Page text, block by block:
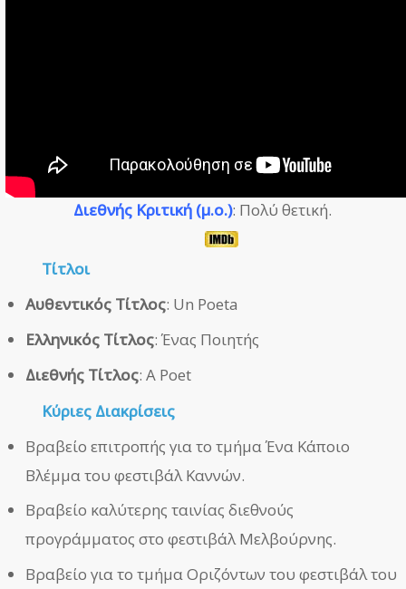
Διεθνής Κριτική (μ.ο.): Πολύ θετική.
Τίτλοι
Αυθεντικός Τίτλος: Un Poeta
Ελληνικός Τίτλος: Ένας Ποιητής
Διεθνής Τίτλος: A Poet
Κύριες Διακρίσεις
Βραβείο επιτροπής για το τμήμα Ένα Κάποιο
Βλέμμα του φεστιβάλ Καννών.
Βραβείο καλύτερης ταινίας διεθνούς
προγράμματος στο φεστιβάλ Μελβούρνης.
Βραβείο για το τμήμα Οριζόντων του φεστιβάλ του